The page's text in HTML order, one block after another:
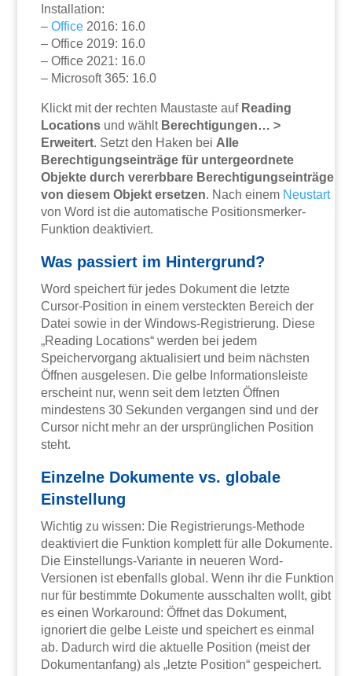
Installation:
–Office 2016: 16.0
– Office 2019: 16.0
– Office 2021: 16.0
– Microsoft 365: 16.0
Klickt mit der rechten Maustaste auf Reading
Locations und wählt Berechtigungen… >
Erweitert. Setzt den Haken bei Alle
Berechtigungseinträge für untergeordnete
Objekte durch vererbbare Berechtigungseinträge
von diesem Objekt ersetzen. Nach einem Neustart
von Word ist die automatische Positionsmerker-
Funktion deaktiviert.
Was passiert im Hintergrund?
Word speichert für jedes Dokument die letzte
Cursor-Position in einem versteckten Bereich der
Datei sowie in der Windows-Registrierung. Diese
„Reading Locations“ werden bei jedem
Speichervorgang aktualisiert und beim nächsten
Öffnen ausgelesen. Die gelbe Informationsleiste
erscheint nur, wenn seit dem letzten Öffnen
mindestens 30 Sekunden vergangen sind und der
Cursor nicht mehr an der ursprünglichen Position
steht.
Einzelne Dokumente vs. globale
Einstellung
Wichtig zu wissen: Die Registrierungs-Methode
deaktiviert die Funktion komplett für alle Dokumente.
Die Einstellungs-Variante in neueren Word-
Versionen ist ebenfalls global. Wenn ihr die Funktion
nur für bestimmte Dokumente ausschalten wollt, gibt
es einen Workaround: Öffnet das Dokument,
ignoriert die gelbe Leiste und speichert es einmal
ab. Dadurch wird die aktuelle Position (meist der
Dokumentanfang) als „letzte Position“ gespeichert.